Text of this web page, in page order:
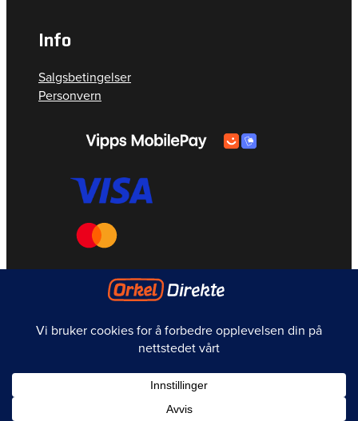
Info
Salgsbetingelser
Personvern